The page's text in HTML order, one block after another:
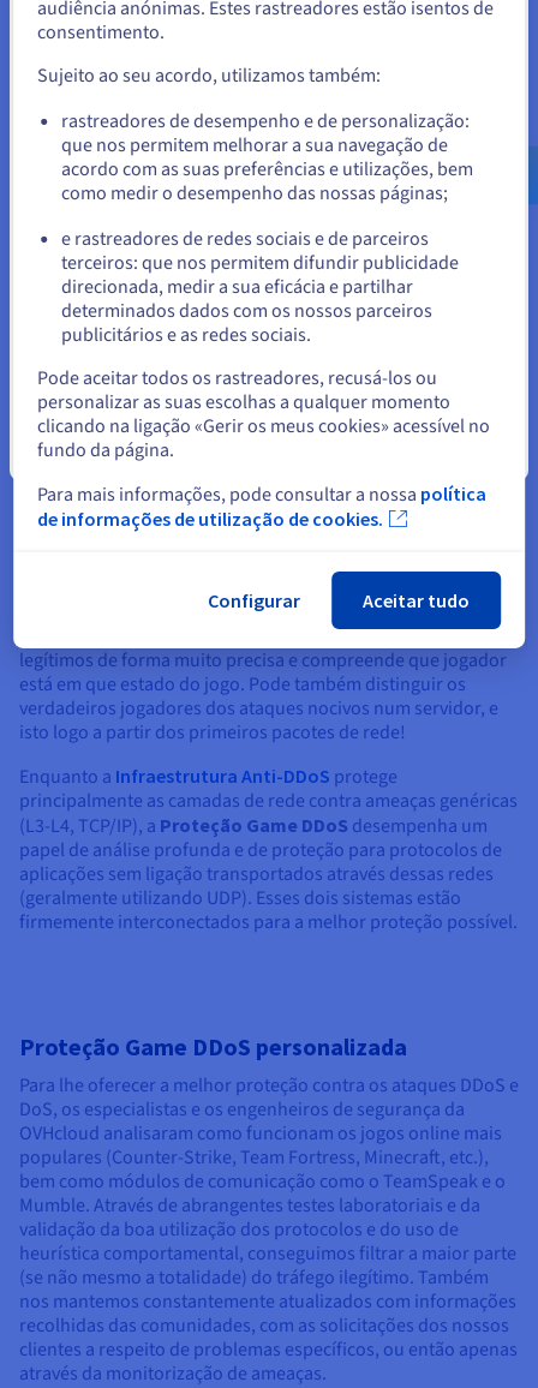
protegida.
Mitigação bidirecional para uma maior
Para cada tipo de ataque identificado, construímos uma
solução específica que é implementada o mais próximo
hardware dotado de uma proteção especial. Uma das nossas
inovações mais importantes é uma
plataformaque analisa o
tráfego de entrada e saída. Consegue identificar os pedidos
legítimos de forma muito precisa e compreende que jogador
está em que estado do jogo. Pode também distinguir os
verdadeiros jogadores dos ataques nocivos num servidor, e
isto logo a partir dos primeiros pacotes de rede!
Enquanto a Infraestrutura Anti-DDoS protege
principalmente as camadas de rede contra ameaças genéricas
(L3-L4, TCP/IP), a Proteção Game DDoS desempenha um
papel de análise profunda e de proteção para protocolos de
aplicações sem ligação transportados através dessas redes
(geralmente utilizando UDP). Esses dois sistemas estão
firmemente interconectados para a melhor proteção possível.
Proteção Game DDoS personalizada
Para lhe oferecer a melhor proteção contra os ataques DDoS e
DoS, os especialistas e os engenheiros de segurança da
OVHcloud analisaram como funcionam os jogos online mais
populares (Counter-Strike, Team Fortress, Minecraft, etc.),
bem como módulos de comunicação como o TeamSpeak e o
Mumble.Através de abrangentes testes laboratoriais e da
validação da boa utilização dos protocolos e do uso de
heurística comportamental, conseguimos filtrar a maior parte
(se não mesmo a totalidade) do tráfego ilegítimo. Também
nos mantemos constantemente atualizados com informações
recolhidas das comunidades, com as solicitações dos nossos
clientes a respeito de problemas específicos, ou então apenas
através da monitorização de ameaças.
Para encomendar a partir de Estados Unidos, terá de consultar e
Aceder ao website do Estados Unidos
us.ovhcloud.com/security Inglês USD - $
ou
Ficar no website atual
Selecionar outro website
audiência anónimas. Estes rastreadores estão isentos de
consentimento.
Sujeito ao seu acordo, utilizamos também:
rastreadores de desempenho e de personalização:
que nos permitem melhorar a sua navegação de
acordo com as suas preferências e utilizações, bem
como medir o desempenho das nossas páginas;
e rastreadores de redes sociais e de parceiros
terceiros: que nos permitem difundir publicidade
direcionada, medir a sua eficácia e partilhar
determinados dados com os nossos parceiros
publicitários e as redes sociais.
Pode aceitar todos os rastreadores, recusá-los ou
personalizar as suas escolhas a qualquer momento
clicando na ligação «Gerir os meus cookies» acessível no
fundo da página.
Para mais informações, pode consultar a nossa política
de informações de utilização de cookies.
Configurar Aceitar tudo